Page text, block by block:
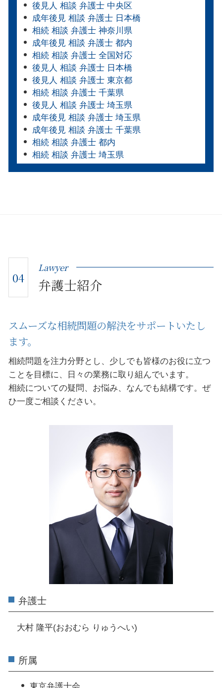
後見人 相談 弁護士 中央区
成年後見 相談 弁護士 日本橋
相続 相談 弁護士 神奈川県
成年後見 相談 弁護士 都内
相続 相談 弁護士 全国対応
後見人 相談 弁護士 日本橋
後見人 相談 弁護士 東京都
相続 相談 弁護士 千葉県
後見人 相談 弁護士 埼玉県
成年後見 相談 弁護士 埼玉県
成年後見 相談 弁護士 千葉県
相続 相談 弁護士 都内
相続 相談 弁護士 埼玉県
04
Lawyer
弁護士紹介
スムーズな相続問題の解決をサポートいたし
ます。
相続問題を注力分野とし、少しでも皆様のお役に立つ
ことを目標に、日々の業務に取り組んでいます。
相続についての疑問、お悩み、なんでも結構です。ぜ
ひ一度ご相談ください。
弁護士
大村 隆平(おおむら りゅうへい)
所属
東京弁護士会